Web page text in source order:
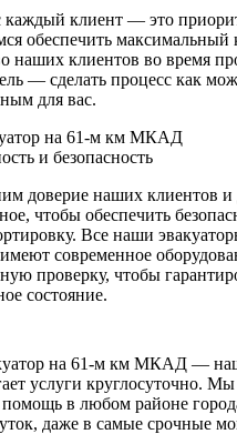
каждый клиент — это
обеспечить максимальный
наших клиентов во время
— сделать процесс как
для вас.
и безопасность
доверие наших клиентов и
чтобы обеспечить
Все наши
современное
проверку, чтобы
состояние.
на 61-м км МКАД —
услуги круглосуточно.
помощь в любом районе
даже в самые срочные